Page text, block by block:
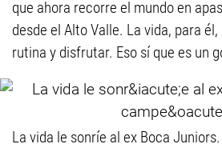
que ahora recorre el mundo en
desde el Alto Valle. La vida, para
rutina y disfrutar. Eso sí que es un
La vida le sonríe al ex Boca